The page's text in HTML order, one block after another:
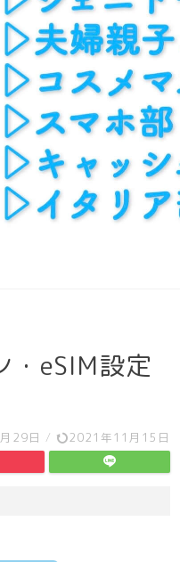
eSIM設定
29日 / 2021年11月15日